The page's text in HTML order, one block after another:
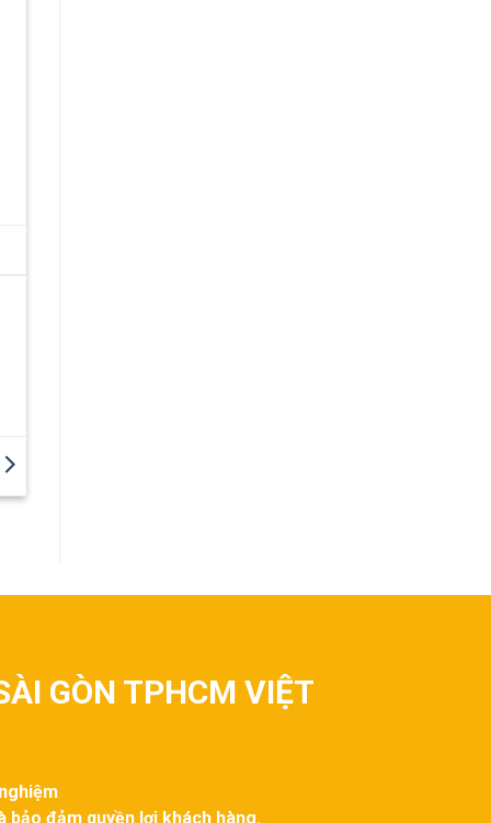
GÒN TPHCM VIỆT
đảm quyền lợi khách hàng.